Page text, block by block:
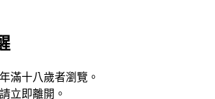
滿十八歲者瀏覽。
立即離開。